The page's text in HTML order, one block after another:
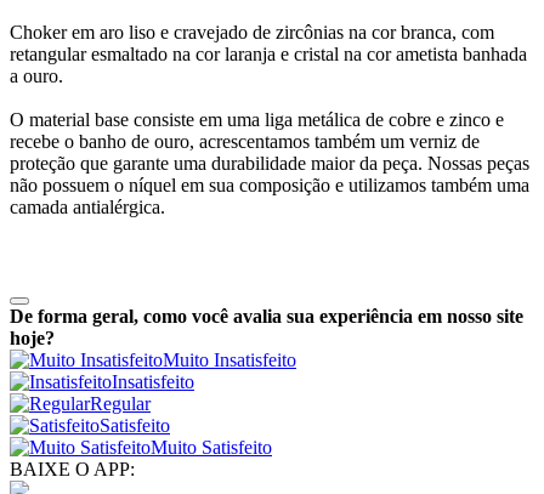
Choker em aro liso e cravejado de zircônias na cor branca, com
retangular esmaltado na cor laranja e cristal na cor ametista banhada
a ouro.
O material base consiste em uma liga metálica de cobre e zinco e
recebe o banho de ouro, acrescentamos também um verniz de
proteção que garante uma durabilidade maior da peça. Nossas peças
não possuem o níquel em sua composição e utilizamos também uma
camada antialérgica.
De forma geral, como você avalia sua experiência em nosso site
hoje?
Muito Insatisfeito
Insatisfeito
Regular
Satisfeito
Muito Satisfeito
BAIXE O APP: